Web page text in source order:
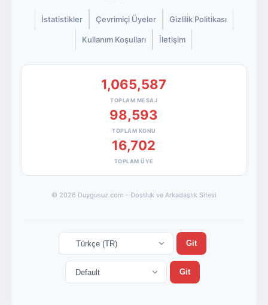
İstatistikler Çevrimiçi Üyeler Gizlilik Politikası
Kullanım Koşulları İletişim
1,065,587
TOPLAM MESAJ
98,593
TOPLAM KONU
16,702
TOPLAM ÜYE
© 2026 Duygusuz.com - Dostluk ve Arkadaşlık Sitesi